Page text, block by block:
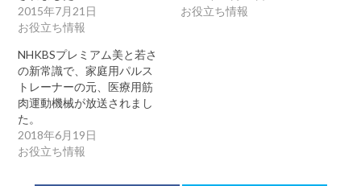
2015年7月21日
お役立ち情報
お役立ち情報
NHKBSプレミアム美と若さ
の新常識で、家庭用パルス
トレーナーの元、医療用筋
肉運動機械が放送されまし
た。
2018年6月19日
お役立ち情報